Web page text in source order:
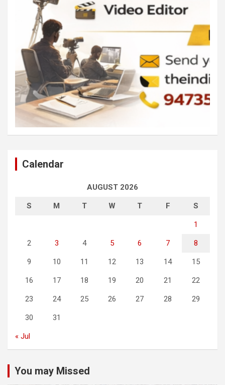
Calendar
AUGUST 2026
S M T W T F S
1
2 3 4 5 6 7 8
9 10 11 12 13 14 15
16 17 18 19 20 21 22
23 24 25 26 27 28 29
30 31
« Jul
You may Missed